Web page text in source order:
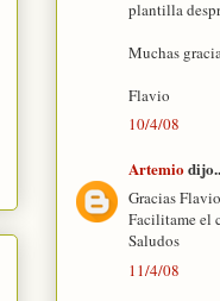
plantilla
Muchas
Flavio
10/4/08
Artemio
Gracias
Facilitame el
Saludos
11/4/08